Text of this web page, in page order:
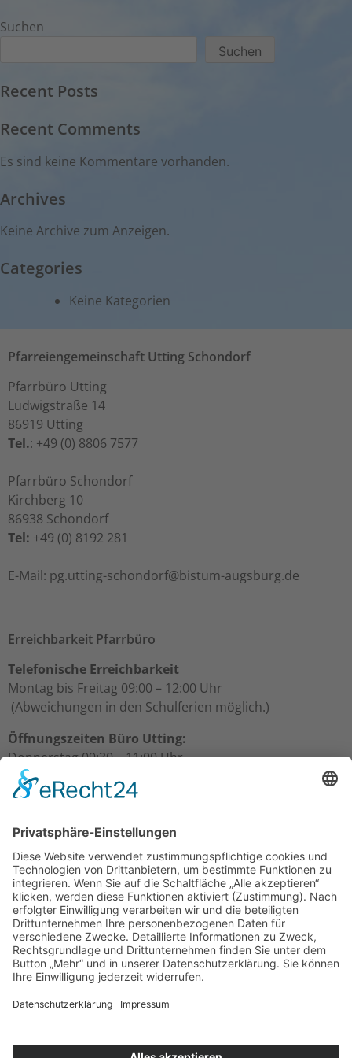
Suchen
Suchen
Recent Posts
Recent Comments
Es sind keine Kommentare vorhanden.
Archives
Keine Archive zum Anzeigen.
Categories
Keine Kategorien
Pfarreiengemeinschaft Utting Schondorf
Pfarrbüro Utting
Ludwigstraße 14
86919 Utting
Tel.: +49 (0) 8806 7577
Pfarrbüro Schondorf
Kirchberg 10
86938 Schondorf
Tel: +49 (0) 8192 281
ed.grubsgua-mutsib@frodnohcs-gnittu.gp :liaM-E
Erreichbarkeit Pfarrbüro
Telefonische Erreichbarkeit
Montag bis Freitag 09:00 – 12:00 Uhr
(Abweichungen in den Schulferien möglich.)
Öffnungszeiten Büro Utting:
Donnerstag 09:30 – 11:00 Uhr
Freitag 09:30 – 11:00 Uhr
Freitag 10:00 – 11:00 Uhr
Über uns
Gesamtpfarrgemeinderat
Kirchenverwaltungen
Mitarbeiter/innen
Termine & Events